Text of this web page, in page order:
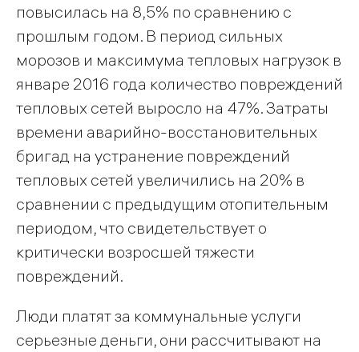
повысилась на 8,5% по сравнению с
прошлым годом. В период сильных
морозов и максимума тепловых нагрузок в
январе 2016 года количество повреждений
тепловых сетей выросло на 47%. Затраты
времени аварийно-восстановительных
бригад на устранение повреждений
тепловых сетей увеличились на 20% в
сравнении с предыдущим отопительным
периодом, что свидетельствует о
критически возросшей тяжести
повреждений.
Люди платят за коммунальные услуги
серьезные деньги, они рассчитывают на